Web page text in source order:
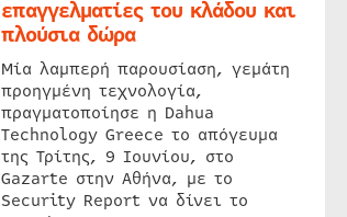
επαγγελματίες του κλάδου και
πλούσια δώρα
Μία λαμπερή παρουσίαση, γεμάτη
προηγμένη τεχνολογία,
πραγματοποίησε η Dahua
Technology Greece το απόγευμα
της Τρίτης, 9 Ιουνίου, στο
Gazarte στην Αθήνα, με το
Security Report να δίνει το